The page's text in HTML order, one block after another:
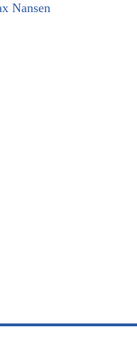
Nansen